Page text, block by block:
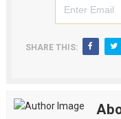
SHARE THIS: